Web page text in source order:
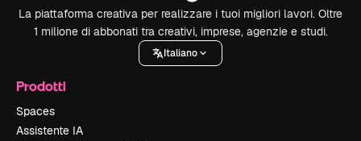
La piattaforma creativa per realizzare i tuoi migliori lavori. Oltre
1 milione di abbonati tra creativi, imprese, agenzie e studi.
Italiano
Prodotti
Spaces
Assistente IA